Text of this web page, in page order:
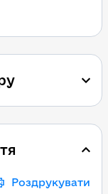
Роздрукувати